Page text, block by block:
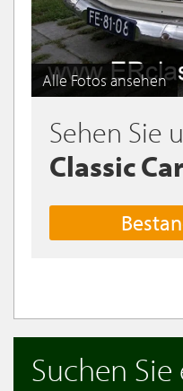
Alle Fotos ansehen
Sehen Sie
Classic Car
Suchen